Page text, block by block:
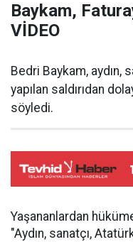
Baykam,
VİDEO
Bedri Baykam, aydın,
yapılan saldırıdan
söyledi.
Yaşananlardan
"Aydın, sanatçı,